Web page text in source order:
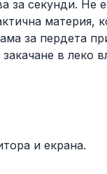
за секунди.
материя,
за пердета
в леко
и екрана.